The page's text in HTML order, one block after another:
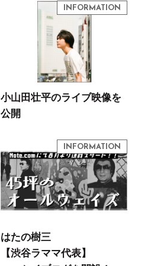
小山田壮平のライブ映像を
公開
はたの樹三
【渋谷ラママ代表】